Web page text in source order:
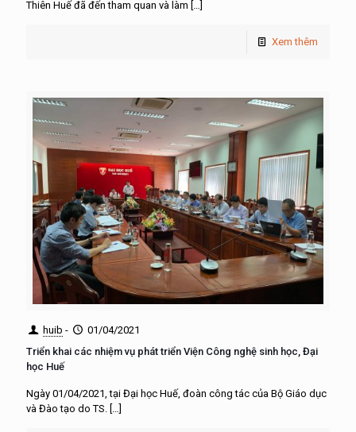
Thiên Huế đã đến tham quan và làm […]
Xem thêm
huib -
01/04/2021
Triển khai các nhiệm vụ phát triển Viện Công nghệ sinh học, Đại
học Huế
Ngày 01/04/2021, tại Đại học Huế, đoàn công tác của Bộ Giáo dục
và Đào tạo do TS. […]